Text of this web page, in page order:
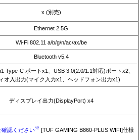
x (別売)
Ethernet 2.5G
Wi-Fi 802.11 a/b/g/n/ac/ax/be
Bluetooth v5.4
Type-C ポートx1、USB 3.0(2.0/1.1対応)ポートx2、
オ入出力(マイク入力x1、ヘッドフォン出力x1)
ディスプレイ出力(DisplayPort) x4
確認ください※ [TUF GAMING B860-PLUS WIFI]仕様